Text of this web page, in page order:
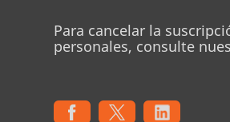
Para cancelar la
personales, consulte